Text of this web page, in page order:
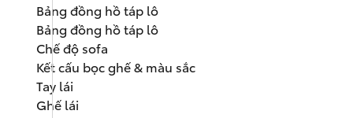
Bảng đồng hồ táp lô
Bảng đồng hồ táp lô
Chế độ sofa
Kết cấu bọc ghế & màu sắc
Tay lái
Ghế lái